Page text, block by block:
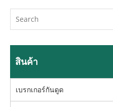
สินค้า
เบรกเกอร์กันดูด